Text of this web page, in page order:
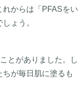
からは「PFASをい
ょう。
とがありました。し
が毎日肌に塗るも